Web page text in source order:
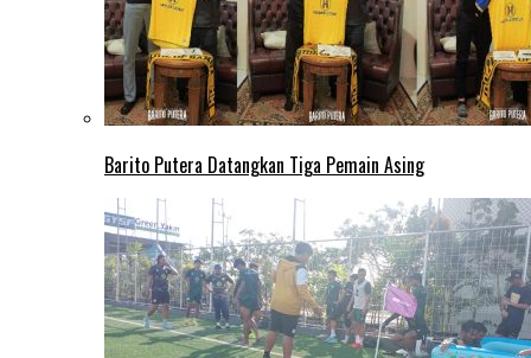
Barito Putera Datangkan Tiga Pemain Asing